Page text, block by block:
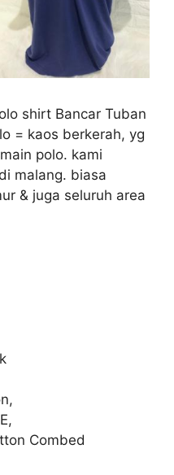
shirt Bancar Tuban
= kaos berkerah, yg
polo. kami
malang. biasa
& juga seluruh area
Combed